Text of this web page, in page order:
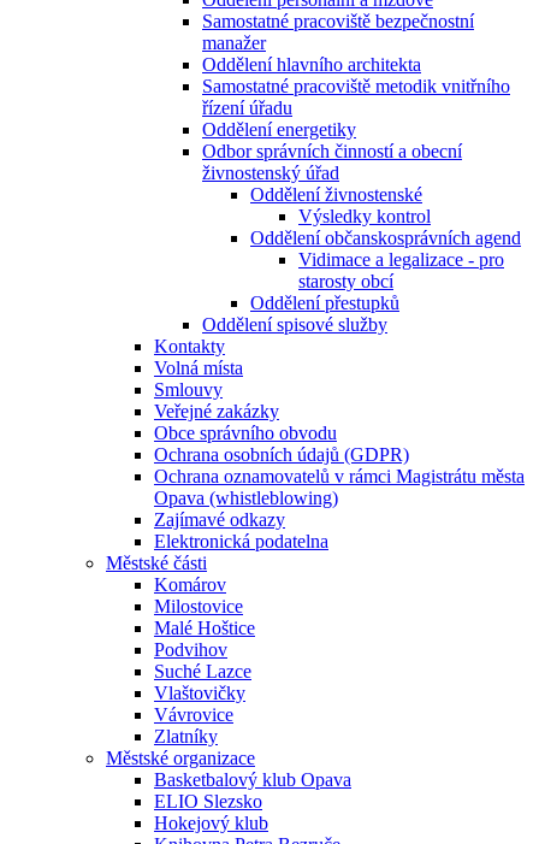
Samostatné pracoviště bezpečnostní
manažer
Oddělení hlavního architekta
Samostatné pracoviště metodik vnitřního
řízení úřadu
Oddělení energetiky
Odbor správních činností a obecní
živnostenský úřad
Oddělení živnostenské
Výsledky kontrol
Oddělení občanskosprávních agend
Vidimace a legalizace - pro
starosty obcí
Oddělení přestupků
Oddělení spisové služby
Kontakty
Volná místa
Smlouvy
Veřejné zakázky
Obce správního obvodu
Ochrana osobních údajů (GDPR)
Ochrana oznamovatelů v rámci Magistrátu města
Opava (whistleblowing)
Zajímavé odkazy
Elektronická podatelna
Městské části
Komárov
Milostovice
Malé Hoštice
Podvihov
Suché Lazce
Vlaštovičky
Vávrovice
Zlatníky
Městské organizace
Basketbalový klub Opava
ELIO Slezsko
Hokejový klub